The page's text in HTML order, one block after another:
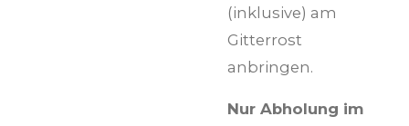
(inklusive) am
Gitterrost
anbringen.
Nur Abholung im